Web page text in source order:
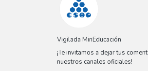
Vigilada MinEducación
¡Te invitamos a dejar tus
nuestros canales oficiales!